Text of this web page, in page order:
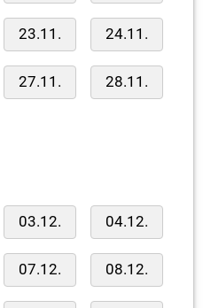
23.11. 24.11.
27.11. 28.11.
03.12. 04.12.
07.12. 08.12.